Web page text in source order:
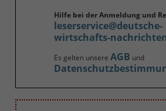
Hilfe bei der Anmeldung und
leserservice@deutsche-
wirtschafts-
Es gelten unsere AGB und